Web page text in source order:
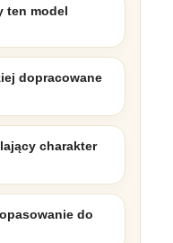
ten model
dopracowane
charakter
do